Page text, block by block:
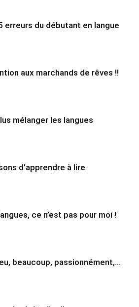
erreurs du débutant en langue
aux marchands de rêves !!
mélanger les langues
d'apprendre à lire
ce n’est pas pour moi !
beaucoup, passionnément,…